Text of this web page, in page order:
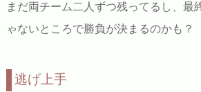
まだ両チーム二人ずつ残ってるし、最
ゃないところで勝負が決まるのかも？
逃げ上手